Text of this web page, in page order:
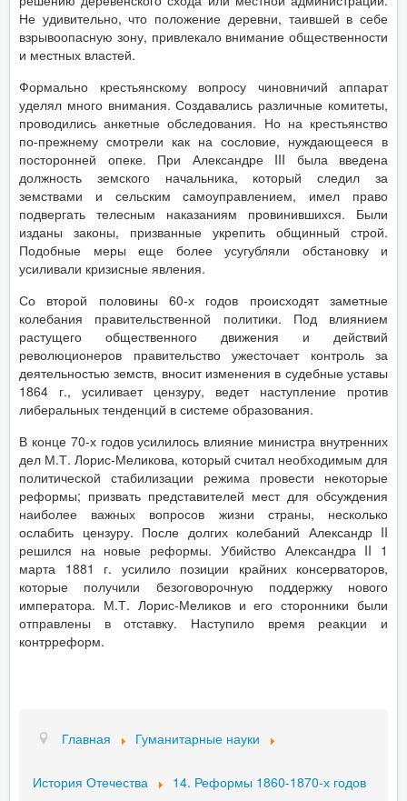
Не удивительно, что положение деревни, таившей в себе
взрывоопасную зону, привлекало внимание общественности
и местных властей.
Формально крестьянскому вопросу чиновничий аппарат
уделял много внимания. Создавались различные комитеты,
проводились анкетные обследования. Но на крестьянство
по-прежнему смотрели как на сословие, нуждающееся в
посторонней опеке. При Александре III была введена
должность земского начальника, который следил за
земствами и сельским самоуправлением, имел право
подвергать телесным наказаниям провинившихся. Были
изданы законы, призванные укрепить общинный строй.
Подобные меры еще более усугубляли обстановку и
усиливали кризисные явления.
Со второй половины 60-х годов происходят заметные
колебания правительственной политики. Под влиянием
растущего общественного движения и действий
революционеров правительство ужесточает контроль за
деятельностью земств, вносит изменения в судебные уставы
1864 г., усиливает цензуру, ведет наступление против
либеральных тенденций в системе образования.
В конце 70-х годов усилилось влияние министра внутренних
дел М.Т. Лорис-Меликова, который считал необходимым для
политической стабилизации режима провести некоторые
реформы; призвать представителей мест для обсуждения
наиболее важных вопросов жизни страны, несколько
ослабить цензуру. После долгих колебаний Александр II
решился на новые реформы. Убийство Александра II 1
марта 1881 г. усилило позиции крайних консерваторов,
которые получили безоговорочную поддержку нового
императора. М.Т. Лорис-Меликов и его сторонники были
отправлены в отставку. Наступило время реакции и
контрреформ.
Главная Гуманитарные науки
История Отечества 14. Реформы 1860-1870-х годов